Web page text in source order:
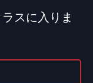
スに入りま